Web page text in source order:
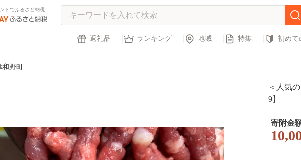
トでふるさと納税
返礼品 ランキング 地域 特集 初めて
野町
＜人気
9】
寄附金